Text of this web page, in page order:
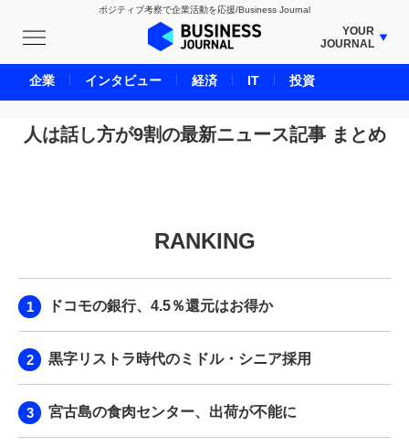
ポジティブ考察で企業活動を応援/Business Journal
YOUR
JOURNAL
BUSINESS JOURNAL
UNICORN JOURNAL
CARBON CREDITS JOURNAL
LIFE ENDING JOURNAL
BPaaS JOURNAL
人は話し方が9割の最新ニュース記事 まとめ
RANKING
ドコモの銀行、4.5％還元はお得か
黒字リストラ時代のミドル・シニア採用
宮古島の食肉センター、出荷が不能に
企業 インタビュー 経済 IT 投資